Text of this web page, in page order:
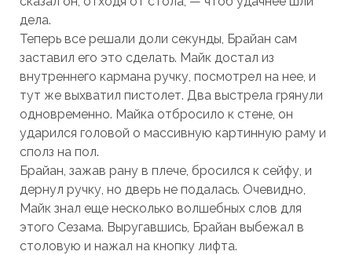
дела.
Теперь все решали доли секунды, Брайан сам
заставил его это сделать. Майк достал из
внутреннего кармана ручку, посмотрел на нее, и
тут же выхватил пистолет. Два выстрела грянули
одновременно. Майка отбросило к стене, он
ударился головой о массивную картинную раму и
сполз на пол.
Брайан, зажав рану в плече, бросился к сейфу, и
дернул ручку, но дверь не подалась. Очевидно,
Майк знал еще несколько волшебных слов для
этого Сезама. Выругавшись, Брайан выбежал в
столовую и нажал на кнопку лифта.